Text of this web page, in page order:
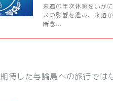
来週の年次休暇をいか
スの影響を鑑み、来週
断念...
待した与論島への旅行では